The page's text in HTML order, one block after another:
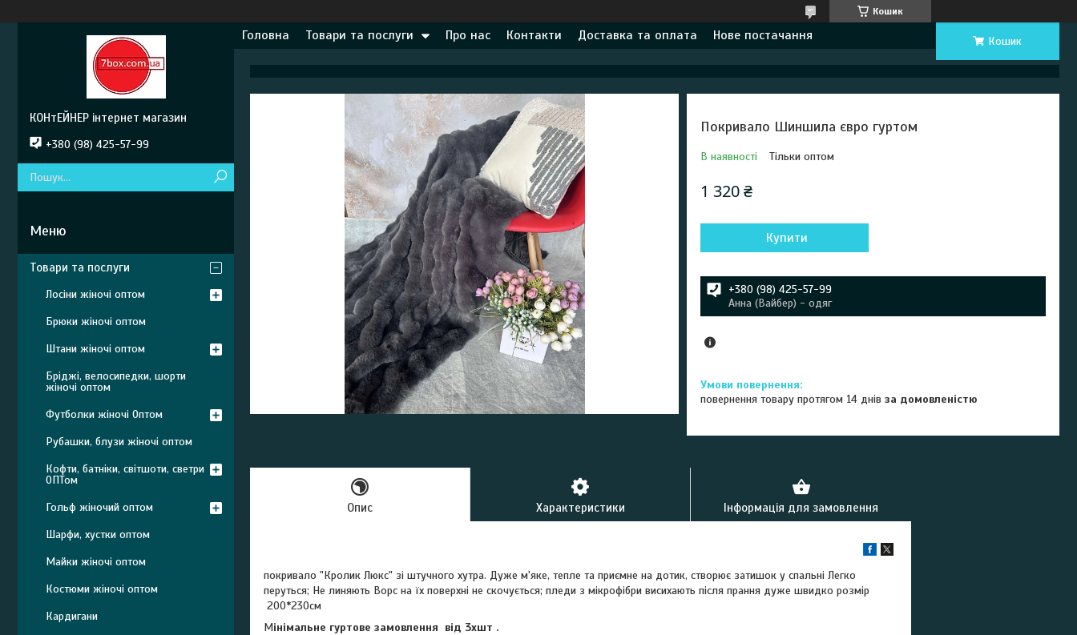
Кошик
Головна Товари та послуги Про нас Контакти Доставка та оплата Нове постачання Кошик
Покривало Шиншила євро гуртом
В наявності Тільки оптом
1 320 ₴
Купити
+380 (98) 425-57-99
Анна (Вайбер) - одяг
повернення товару протягом 14 днівза домовленістю
Опис Характеристики Інформація для замовлення
покривало "Кролик Люкс" зі штучного хутра. Дуже м'яке, тепле та приємне на дотик, створює затишок у спальні Легко
перуться; Не линяють Ворс на їх поверхні не скочується; пледи з мікрофібри висихають після прання дуже швидко розмір
200*230см
Мінімальне гуртове замовлення від 3хшт .
КОНтЕЙНЕР інтернет магазин
+380 (98) 425-57-99
Товари та послуги
Лосіни жіночі оптом
Брюки жіночі оптом
Штани жіночі оптом
Бріджі, велосипедки, шорти
жіночі оптом
Футболки жіночі Оптом
Рубашки, блузи жіночі оптом
Кофти, батніки, світшоти, светри
ОПТом
Гольф жіночий оптом
Шарфи, хустки оптом
Майки жіночі оптом
Костюми жіночі оптом
Кардигани